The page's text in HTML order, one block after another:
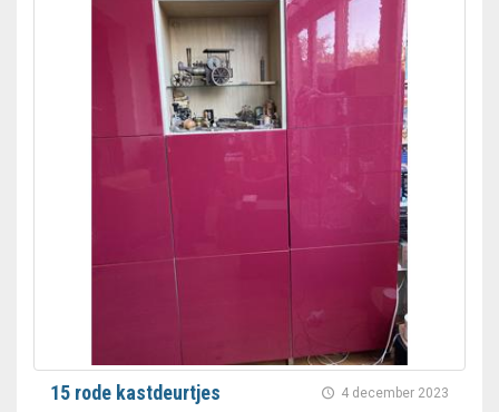
4 december 2023
15 rode kastdeurtjes